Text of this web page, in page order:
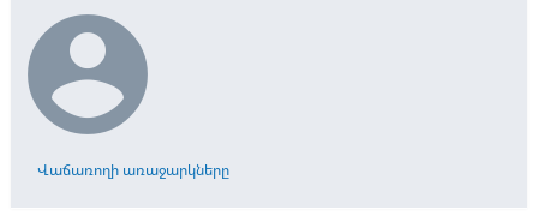

Վաճառողի առաջարկները